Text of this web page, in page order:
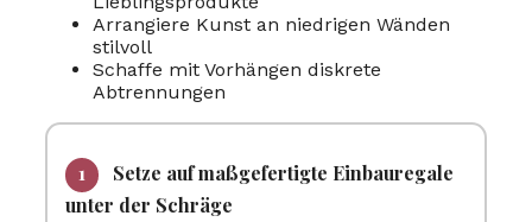
Arrangiere Kunst an niedrigen Wänden
stilvoll
Schaffe mit Vorhängen diskrete
Abtrennungen
Setze auf maßgefertigte Einbauregale
unter der Schräge